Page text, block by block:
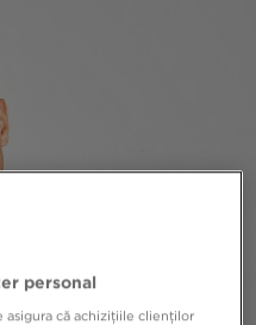
personal
că achizițiile clienților